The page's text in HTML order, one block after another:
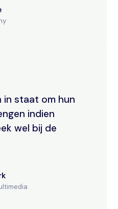
in staat om hun
indien
wel bij de